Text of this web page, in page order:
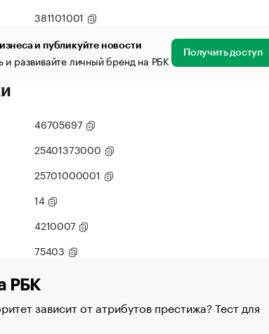
381101001
и публикуйте новости
и развивайте личный бренд на РБК Получить доступ
46705697
25401373000
25701000001
14
4210007
75403
РБК
зависит от атрибутов престижа? Тест для